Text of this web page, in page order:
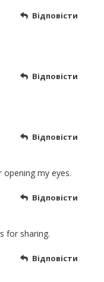
Відповісти
Відповісти
my eyes.
Відповісти
for sharing.
Відповісти
Відповісти